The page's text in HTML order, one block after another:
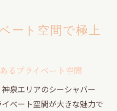
ける極上のシーシャ空間
谷シーシャの新定番
堪能できる渋谷の魅力
存するシーシャ体験とは
でシーシャの香りを満喫
ート空間で極上
るプライベート空間
泉エリアのシーシャバー
ベート空間が大きな魅力で